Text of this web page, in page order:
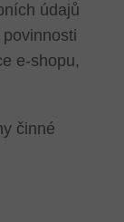
údajů
e-shopu,
činné